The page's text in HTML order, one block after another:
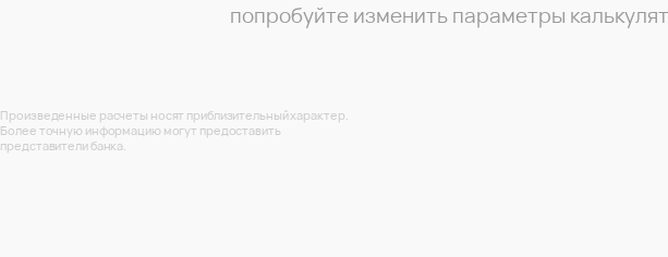
попробуйте изменить параметры
Произведенные расчеты носят приблизительный характер.
Более точную информацию могут предоставить
представители банка.